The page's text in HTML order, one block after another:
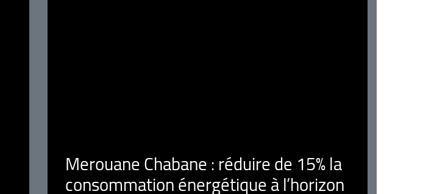
Merouane Chabane : réduire de 15% la
consommation énergétique à l’horizon